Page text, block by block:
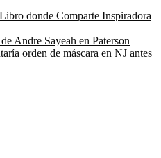
donde Comparte Inspiradora
Andre Sayeah en Paterson
orden de máscara en NJ antes